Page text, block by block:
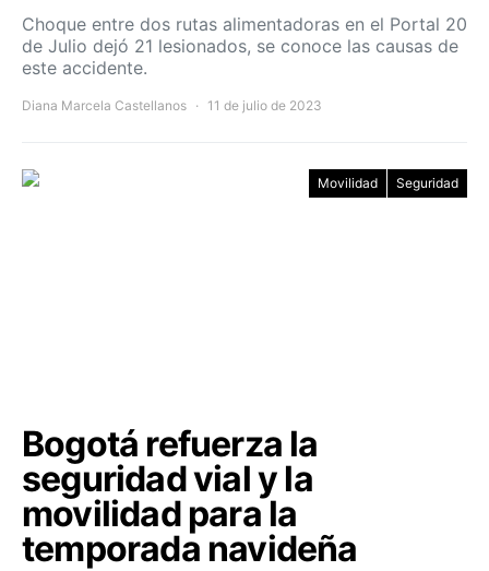
Choque entre dos rutas alimentadoras en el Portal 20
de Julio dejó 21 lesionados, se conoce las causas de
este accidente.
Diana Marcela Castellanos 11 de julio de 2023
Movilidad Seguridad
Bogotá refuerza la
seguridad vial y la
movilidad para la
temporada navideña